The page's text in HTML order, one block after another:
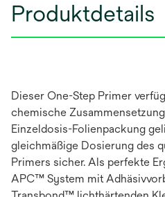
Produktdetails
Dieser One-Step Primer
chemische
Einzeldosis-Folienpackung
gleichmäßige Dosierung des
Primers sicher. Als perfekte
APC™ System mit